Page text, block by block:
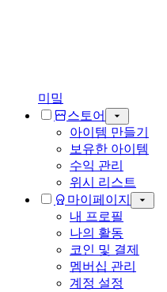
미밐
스토어
아이템 만들기
보유한 아이템
수익 관리
위시 리스트
마이페이지
내 프로필
나의 활동
코인 및 결제
멤버십 관리
계정 설정